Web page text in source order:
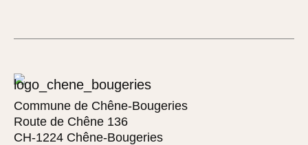
Commune de Chêne-Bougeries
Route de Chêne 136
CH-1224 Chêne-Bougeries